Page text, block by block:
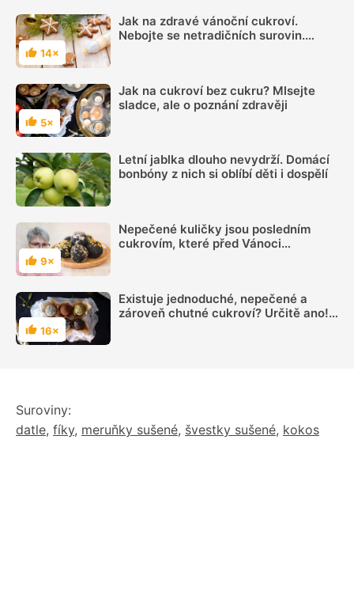
Hodnocení
14×
Jak na zdravé vánoční cukroví.
Nebojte se netradičních surovin.
Hodnocení
5×
Jak na cukroví bez cukru? Mlsejte
sladce, ale o poznání zdravěji
Letní jablka dlouho nevydrží. Domácí
bonbóny z nich si oblíbí děti i dospělí
Hodnocení
9×
Nepečené kuličky jsou posledním
cukrovím, které před Vánoci
Hodnocení
16×
Existuje jednoduché, nepečené a
zároveň chutné cukroví? Určitě ano!
Suroviny:
datle, fíky, meruňky sušené, švestky sušené, kokos